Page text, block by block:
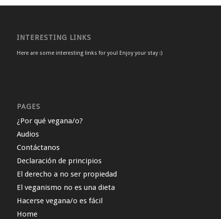
INTERESTING LINKS
Here are some interesting links for you! Enjoy your stay :)
PAGES
¿Por qué vegana/o?
Audios
Contáctanos
Declaración de principios
El derecho a no ser propiedad
El veganismo no es una dieta
Hacerse vegana/o es fácil
Home